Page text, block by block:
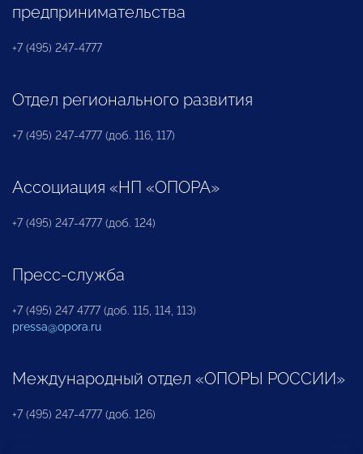
предпринимательства
+7 (495) 247-4777
Отдел регионального развития
+7 (495) 247-4777 (доб. 116, 117)
Ассоциация «НП «ОПОРА»
+7 (495) 247-4777 (доб. 124)
Пресс-служба
+7 (495) 247 4777 (доб. 115, 114, 113)
pressa@opora.ru
Международный отдел «ОПОРЫ РОССИИ»
+7 (495) 247-4777 (доб. 126)